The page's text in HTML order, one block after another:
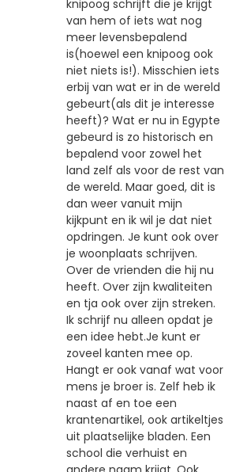
knipoog schrijft die je krijgt
van hem of iets wat nog
meer levensbepalend
is(hoewel een knipoog ook
niet niets is!). Misschien iets
erbij van wat er in de wereld
gebeurt(als dit je interesse
heeft)? Wat er nu in Egypte
gebeurd is zo historisch en
bepalend voor zowel het
land zelf als voor de rest van
de wereld. Maar goed, dit is
dan weer vanuit mijn
kijkpunt en ik wil je dat niet
opdringen. Je kunt ook over
je woonplaats schrijven.
Over de vrienden die hij nu
heeft. Over zijn kwaliteiten
en tja ook over zijn streken.
Ik schrijf nu alleen opdat je
een idee hebt.Je kunt er
zoveel kanten mee op.
Hangt er ook vanaf wat voor
mens je broer is. Zelf heb ik
naast af en toe een
krantenartikel, ook artikeltjes
uit plaatselijke bladen. Een
school die verhuist en